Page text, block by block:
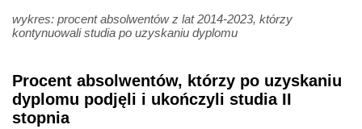
wykres: procent absolwentów z lat 2014-2023, którzy
kontynuowali studia po uzyskaniu dyplomu
Procent absolwentów, którzy po uzyskaniu
dyplomu podjęli i ukończyli studia II
stopnia